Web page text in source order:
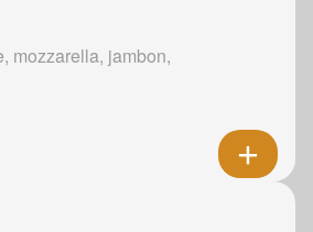
mozzarella, jambon,